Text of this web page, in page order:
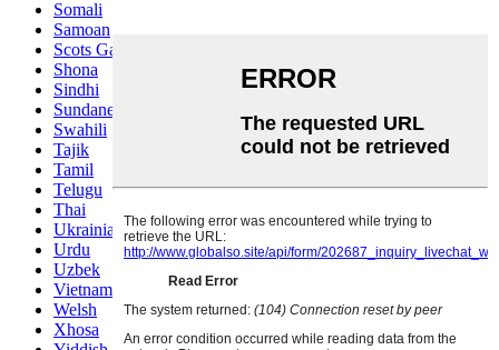
Somali
Samoan
Scots Gaelic
Shona
Sindhi
Sundanese
Swahili
Tajik
Tamil
Telugu
Thai
Ukrainian
Urdu
Uzbek
Vietnamese
Welsh
Xhosa